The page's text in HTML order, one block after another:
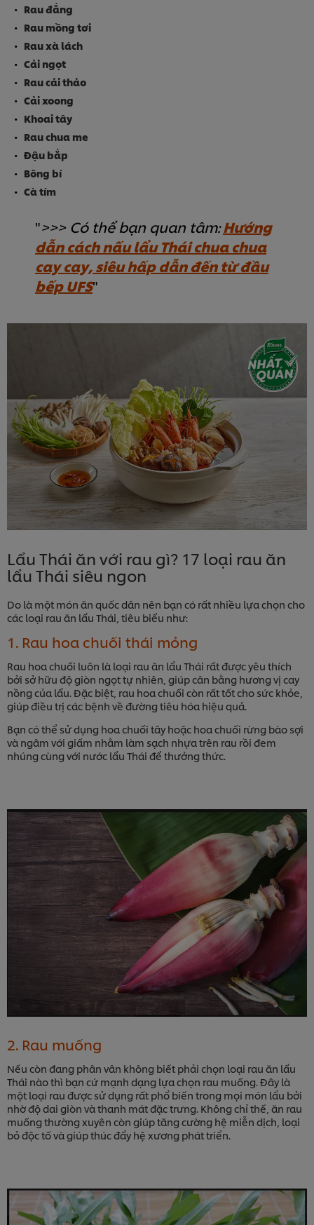
Rau đắng
Rau mồng tơi
Rau xà lách
Cải ngọt
Rau cải thảo
Cải xoong
Khoai tây
Rau chua me
Đậu bắp
Bông bí
Cà tím
>>> Có thể bạn quan tâm:Hướng
dẫn cách nấu lẩu Thái chua chua
cay cay, siêu hấp dẫn đến từ đầu
bếp UFS
Lẩu Thái ăn với rau gì? 17 loại rau ăn
lẩu Thái siêu ngon
Do là một món ăn quốc dân nên bạn có rất nhiều lựa chọn cho
các loại rau ăn lẩu Thái, tiêu biểu như:
1. Rau hoa chuối thái mỏng
Rau hoa chuối luôn là loại rau ăn lẩu Thái rất được yêu thích
bởi sở hữu độ giòn ngọt tự nhiên, giúp cân bằng hương vị cay
nồng của lẩu. Đặc biệt, rau hoa chuối còn rất tốt cho sức khỏe,
giúp điều trị các bệnh về đường tiêu hóa hiệu quả.
Bạn có thể sử dụng hoa chuối tây hoặc hoa chuối rừng bào sợi
và ngâm với giấm nhằm làm sạch nhựa trên rau rồi đem
nhúng cùng với nước lẩu Thái để thưởng thức.
2. Rau muống
Nếu còn đang phân vân không biết phải chọn loại rau ăn lẩu
Thái nào thì bạn cứ mạnh dạng lựa chọn rau muống. Đây là
một loại rau được sử dụng rất phổ biến trong mọi món lẩu bởi
nhờ độ dai giòn và thanh mát đặc trưng. Không chỉ thế, ăn rau
muống thường xuyên còn giúp tăng cường hệ miễn dịch, loại
bỏ độc tố và giúp thúc đẩy hệ xương phát triển.